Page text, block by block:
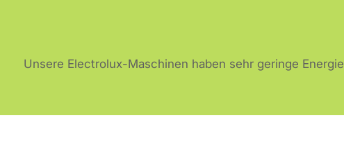
Unsere Electrolux-Maschinen haben sehr geringe